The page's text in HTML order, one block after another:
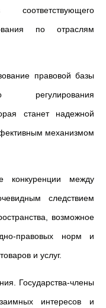
по отраслям
правовой базы
регулирования
станет надежной
механизмом
конкуренции между
следствием
возможное
правовых норм и
и услуг.
Государства-члены
интересов и